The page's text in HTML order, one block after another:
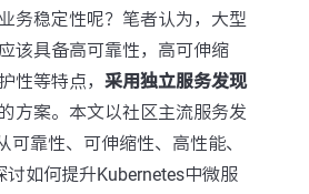
务稳定性呢？笔者认为，大型
该具备高可靠性，高可伸缩
性等特点， 采用独立服务发现
方案。本文以社区主流服务发
可靠性、可伸缩性、高性能、
如何提升Kubernetes中微服